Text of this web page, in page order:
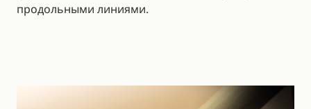
продольными линиями.